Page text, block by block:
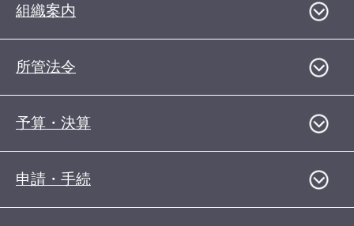
組織案内
所管法令
予算・決算
申請・手続